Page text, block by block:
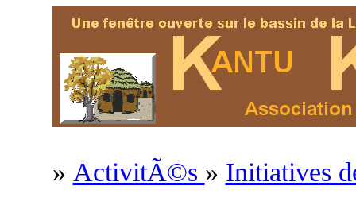
» ActivitÃ©s » Initiatives